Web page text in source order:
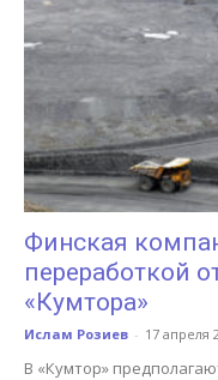
Финская
переработкой
«Кумтора»
Ислам Розиев - 17 апреля
В «Кумтор»